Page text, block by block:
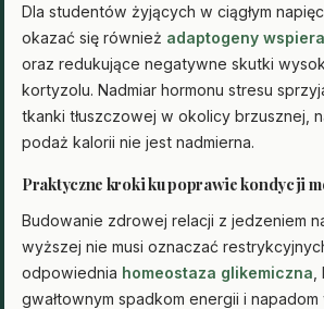
Dla studentów żyjących w ciągłym
okazać się również adaptogeny
oraz redukujące negatywne skutki
kortyzolu. Nadmiar hormonu stresu
tkanki tłuszczowej w okolicy brzusznej,
podaż kalorii nie jest nadmierna.
Praktyczne kroki ku poprawie kondycji
Budowanie zdrowej relacji z jedzeniem
wyższej nie musi oznaczać
odpowiednia homeostaza glikemiczna
gwałtownym spadkom energii i